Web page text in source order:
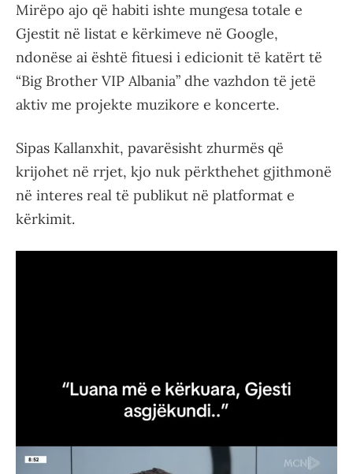
Mirëpo ajo që habiti ishte mungesa totale e
Gjestit në listat e kërkimeve në Google,
ndonëse ai është fituesi i edicionit të katërt të
“Big Brother VIP Albania” dhe vazhdon të jetë
aktiv me projekte muzikore e koncerte.
Sipas Kallanxhit, pavarësisht zhurmës që
krijohet në rrjet, kjo nuk përkthehet gjithmonë
në interes real të publikut në platformat e
kërkimit.